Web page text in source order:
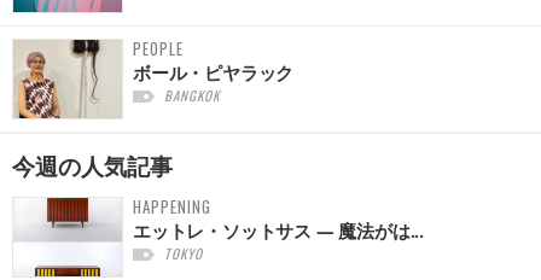
PEOPLE
ボール・ピヤラック
BANGKOK
今週の人気記事
HAPPENING
エットレ・ソットサス — 魔法がは...
TOKYO